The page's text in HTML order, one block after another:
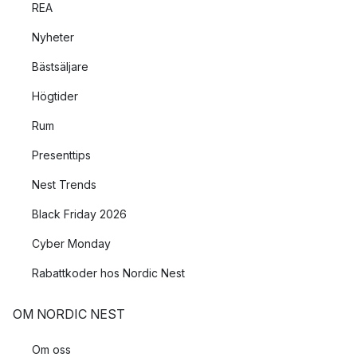
REA
Nyheter
Bästsäljare
Högtider
Rum
Presenttips
Nest Trends
Black Friday 2026
Cyber Monday
Rabattkoder hos Nordic Nest
OM NORDIC NEST
Om oss